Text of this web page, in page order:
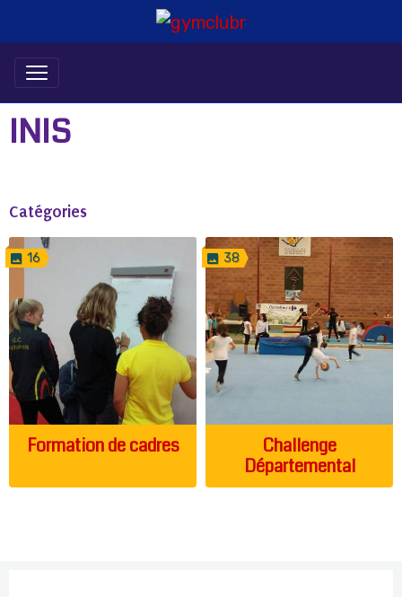
INIS
Catégories
16
Formation de cadres
38
Challenge
Départemental